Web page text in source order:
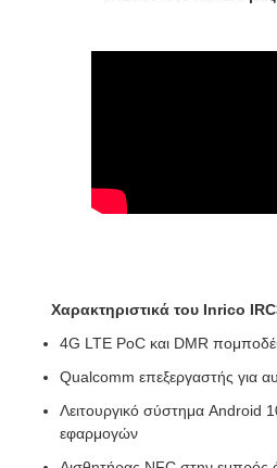
Χαρακτηριστικά του Inrico
4G LTE PoC και DMR
Qualcomm επεξεργαστής για
Λειτουργικό σύστημα Android
εφαρμογών